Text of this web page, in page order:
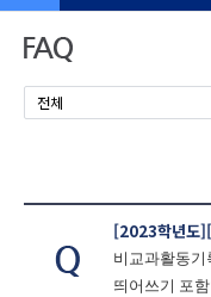
전체
[2023학년도]
비교과활동기
띄어쓰기 포